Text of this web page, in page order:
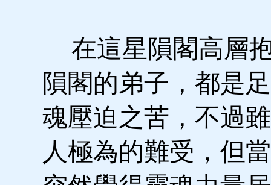
在這星隕閣高層
隕閣的弟子，都是
魂壓迫之苦，不過
人極為的難受，但